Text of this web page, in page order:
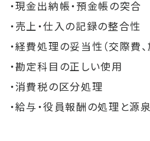
・現金出納帳・預金帳の突合
・売上・仕入の記録の整合性
・経費処理の妥当性（交際費
・勘定科目の正しい使用
・消費税の区分処理
・給与・役員報酬の処理と源